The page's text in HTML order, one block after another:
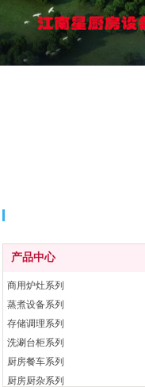
产品中心
商用炉灶系列
蒸煮设备系列
存储调理系列
洗涮台柜系列
厨房餐车系列
厨房厨杂系列